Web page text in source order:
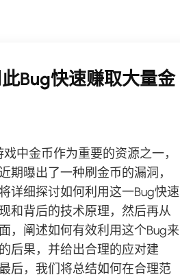
Bug快速赚取大量金
中金币作为重要的资源之一，
曝出了一种刷金币的漏洞，
详细探讨如何利用这一Bug快速
和背后的技术原理，然后再从
，阐述如何有效利用这个Bug来
后果，并给出合理的应对建
后，我们将总结如何在合理范